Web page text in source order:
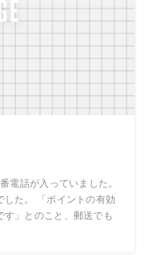
電話が入っていました。
した。 「ポイントの有効
」とのこと、郵送でも